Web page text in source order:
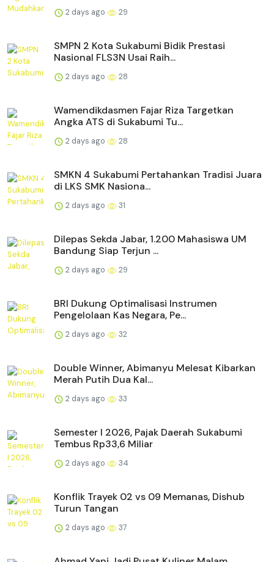
2 days ago 29
SMPN 2 Kota Sukabumi Bidik Prestasi
Nasional FLS3N Usai Raih...
2 days ago 28
Wamendikdasmen Fajar Riza Targetkan
Angka ATS di Sukabumi Tu...
2 days ago 28
SMKN 4 Sukabumi Pertahankan Tradisi Juara
di LKS SMK Nasiona...
2 days ago 31
Dilepas Sekda Jabar, 1.200 Mahasiswa UM
Bandung Siap Terjun ...
2 days ago 29
BRI Dukung Optimalisasi Instrumen
Pengelolaan Kas Negara, Pe...
2 days ago 32
Double Winner, Abimanyu Melesat Kibarkan
Merah Putih Dua Kal...
2 days ago 33
Semester I 2026, Pajak Daerah Sukabumi
Tembus Rp33,6 Miliar
2 days ago 34
Konflik Trayek 02 vs 09 Memanas, Dishub
Turun Tangan
2 days ago 37